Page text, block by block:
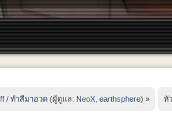
/ ทำสีมาอวด (ผู้ดูแล: NeoX ,earthsphere) » หั